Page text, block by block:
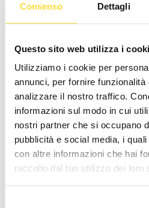
Consenso Dettagli
Questo sito web utilizza i
Utilizziamo i cookie per
annunci, per fornire
analizzare il nostro traffico.
informazioni sul modo in cui
nostri partner che si occupano
pubblicità e social media, i
con altre informazioni che hai
raccolto dal tuo utilizzo dei loro
Notice: It seems like you
shipping coverage area
Hurry
up!
only
left
Current
Stock:
Wishlist
24/48h